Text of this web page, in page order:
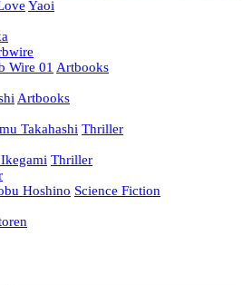
Yaoi
Wire 01 Artbooks
Artbooks
Takahashi Thriller
Thriller
Hoshino Science Fiction